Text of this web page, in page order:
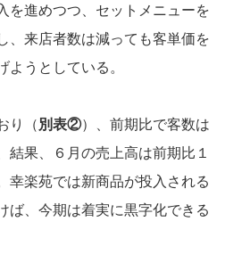
を進めつつ、セットメニューを
、来店者数は減っても客単価を
ようとしている。
り（ 別表②）、前期比で客数は
結果、６月の売上高は前期比１
幸楽苑では新商品が投入される
ば、今期は着実に黒字化できる